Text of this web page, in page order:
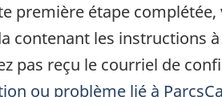
première étape
contenant les instructions
pas reçu le courriel de
ou problème lié à